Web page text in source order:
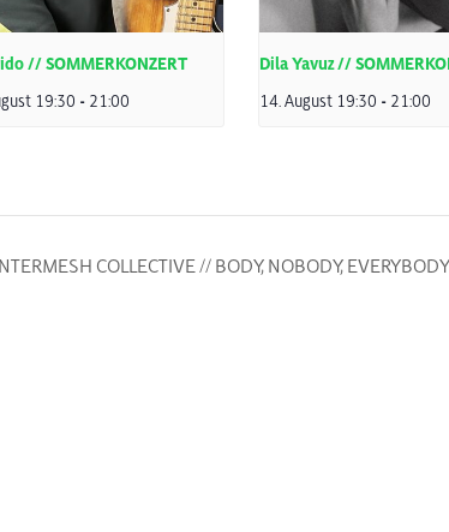
// SOMMERKONZERT
19:30 - 21:00
Dila Yavuz //
14. August 19:30 - 21:00
COLLECTIVE // BODY, NOBODY, EVERYBODY